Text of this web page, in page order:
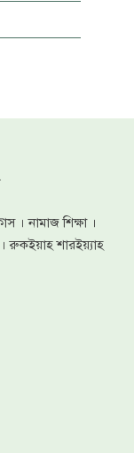
। নামাজ শিক্ষা ।
রুকইয়াহ শারইয়্যাহ